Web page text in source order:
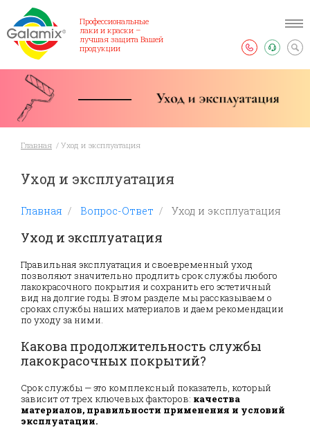
Профессиональные
лаки и краски –
лучшая защита Вашей
продукции
Главная / Уход и эксплуатация
Уход и эксплуатация
Главная / Вопрос-Ответ / Уход и эксплуатация
Уход и эксплуатация
Правильная эксплуатация и своевременный уход
позволяют значительно продлить срок службы любого
лакокрасочного покрытия и сохранить его эстетичный
вид на долгие годы. В этом разделе мы рассказываем о
сроках службы наших материалов и даем рекомендации
по уходу за ними.
Какова продолжительность службы
лакокрасочных покрытий?
Срок службы — это комплексный показатель, который
зависит от трех ключевых факторов: качества
материалов, правильности применения и условий
эксплуатации.